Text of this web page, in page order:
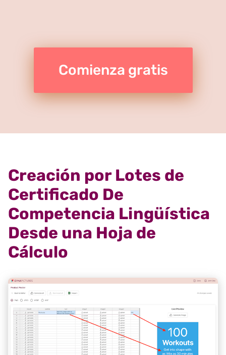
Comienza gratis
Creación por Lotes de
Certificado De
Competencia Lingüística
Desde una Hoja de
Cálculo